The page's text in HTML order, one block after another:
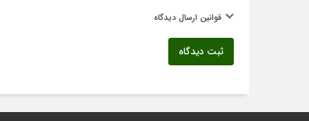
قوانین ارسال دیدگاه
ثبت دیدگاه